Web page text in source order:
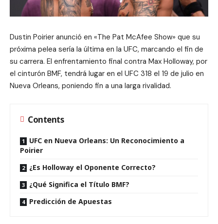
Dustin Poirier anunció en «The Pat McAfee Show» que su
próxima pelea sería la última en la UFC, marcando el fin de
su carrera. El enfrentamiento final contra Max Holloway, por
el cinturón BMF, tendrá lugar en el UFC 318 el 19 de julio en
Nueva Orleans, poniendo fin a una larga rivalidad.
Contents
UFC en Nueva Orleans: Un Reconocimiento a
Poirier
¿Es Holloway el Oponente Correcto?
¿Qué Significa el Título BMF?
Predicción de Apuestas